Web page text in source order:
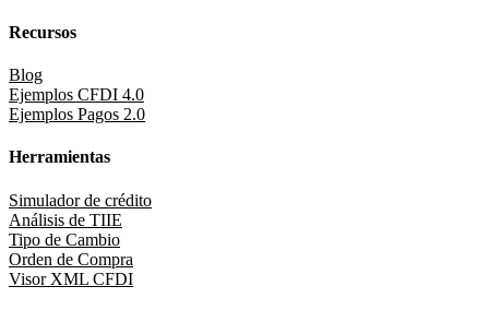
Recursos
Blog
Ejemplos CFDI 4.0
Ejemplos Pagos 2.0
Herramientas
Simulador de crédito
Análisis de TIIE
Tipo de Cambio
Orden de Compra
Visor XML CFDI